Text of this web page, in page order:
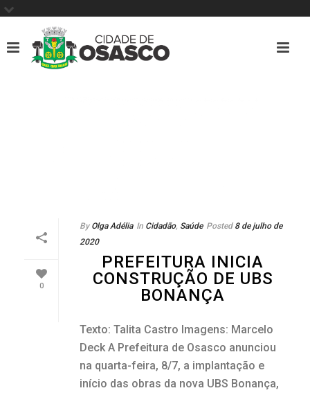
0
By Olga Adélia In Cidadão, Saúde Posted 8 de julho de
2020
PREFEITURA INICIA
CONSTRUÇÃO DE UBS
BONANÇA
Texto: Talita Castro Imagens: Marcelo
Deck A Prefeitura de Osasco anunciou
na quarta-feira, 8/7, a implantação e
início das obras da nova UBS Bonança,